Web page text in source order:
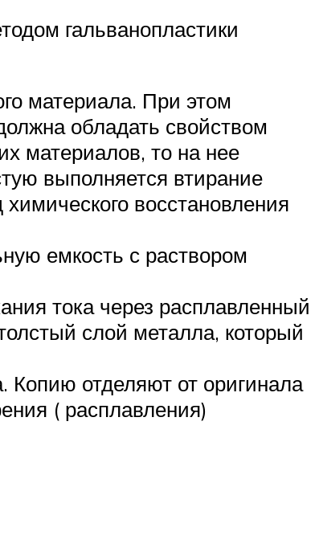
гальванопластики
материала. При этом
обладать свойством
материалов, то на нее
выполняется втирание
восстановления
емкость с раствором
тока через расплавленный
слой металла, который
Копию отделяют от оригинала
( расплавления)